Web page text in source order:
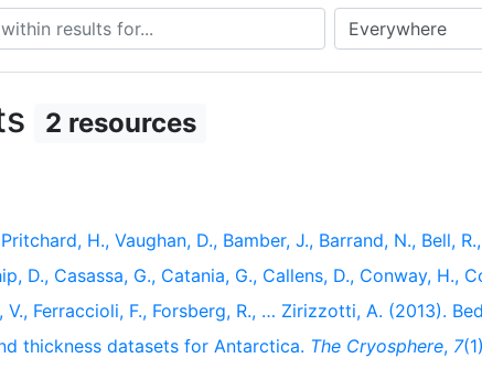
results for... Search in...
2 resources
H., Vaughan, D., Bamber, J., Barrand, N., Bell,
D., Casassa, G., Catania, G., Callens, D., Conway, H.,
V., Ferraccioli, F., Forsberg, R., … Zirizzotti, A. (2013).
thickness datasets for Antarctica. The Cryosphere, 7